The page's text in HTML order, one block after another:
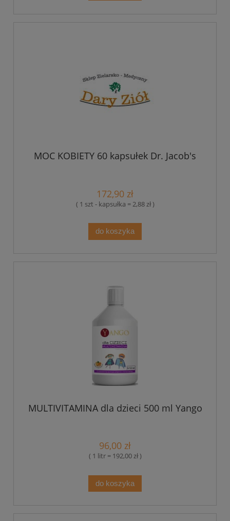
MOC KOBIETY 60 kapsułek Dr. Jacob's
172,90 zł
( 1 szt - kapsułka = 2,88 zł )
do koszyka
MULTIVITAMINA dla dzieci 500 ml Yango
96,00 zł
( 1 litr = 192,00 zł )
do koszyka